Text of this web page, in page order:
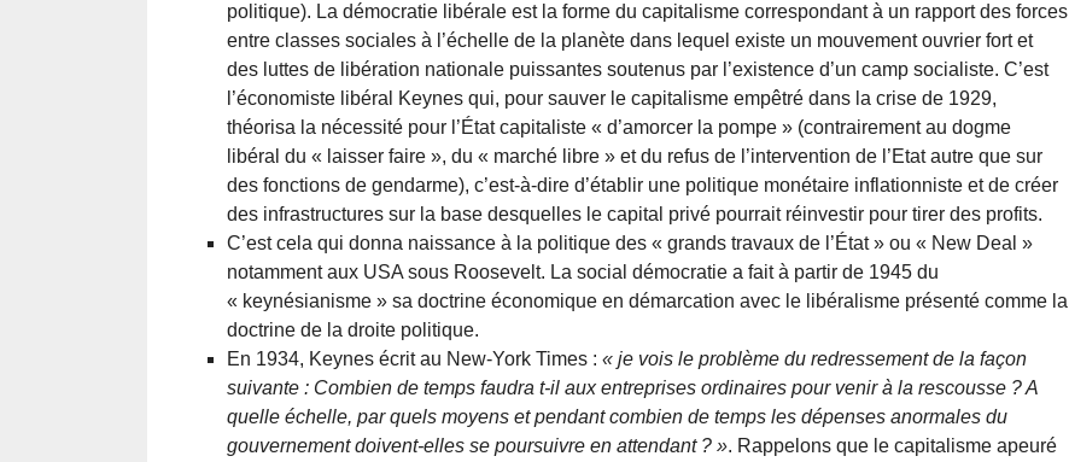
politique). La démocratie libérale est la forme du capitalisme correspondant à un rapport des forces
entre classes sociales à l’échelle de la planète dans lequel existe un mouvement ouvrier fort et
des luttes de libération nationale puissantes soutenus par l’existence d’un camp socialiste. C’est
l’économiste libéral Keynes qui, pour sauver le capitalisme empêtré dans la crise de 1929,
théorisa la nécessité pour l’État capitaliste « d’amorcer la pompe » (contrairement au dogme
libéral du « laisser faire », du « marché libre » et du refus de l’intervention de l’Etat autre que sur
des fonctions de gendarme), c’est-à-dire d’établir une politique monétaire inflationniste et de créer
des infrastructures sur la base desquelles le capital privé pourrait réinvestir pour tirer des profits.
C’est cela qui donna naissance à la politique des « grands travaux de l’État » ou « New Deal »
notamment aux USA sous Roosevelt. La social démocratie a fait à partir de 1945 du
« keynésianisme » sa doctrine économique en démarcation avec le libéralisme présenté comme la
doctrine de la droite politique.
En 1934, Keynes écrit au New-York Times : « je vois le problème du redressement de la façon
suivante : Combien de temps faudra t-il aux entreprises ordinaires pour venir à la rescousse ? A
quelle échelle, par quels moyens et pendant combien de temps les dépenses anormales du
gouvernement doivent-elles se poursuivre en attendant ? ». Rappelons que le capitalisme apeuré